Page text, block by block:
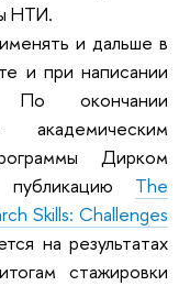
НТИ.
и дальше в
и при написании
По окончании
Дирком
The
Skills: Challenges
на результатах
стажировки